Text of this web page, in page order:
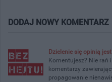
DODAJ NOWY KOMENTARZ
Dzielenie się opinią
Komentujesz? Nie rań
komentarzy
propagowanie